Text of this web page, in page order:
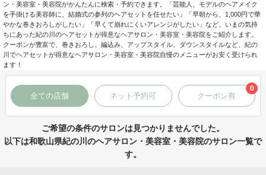
ン・美容室・美容院がかんたんに検索・予約できます。「芸能人、モデルのヘアメイク
を手掛ける美容師に、結婚式の参列のヘアセットを任せたい」「早朝から、1,000円で華
やかな巻きおろしがしたい」「早くて崩れにくいアレンジがしたい」など、いまの気持
ちにあった紀の川のヘアセットが得意なヘアサロン・美容室・美容院をご紹介します。
クーポンが豊富で、巻きおろし、編込み、アップスタイル、ダウンスタイルなど、紀の
川でヘアセットが得意なヘアサロン・美容室・美容院自慢のメニューがお安く受けられ
ます！
全ての店舗 ネット予約可 クーポン有
0
ご希望の条件のサロンは見つかりませんでした。
以下は和歌山県紀の川のヘアサロン・美容室・美容院のサロン一覧で
す。